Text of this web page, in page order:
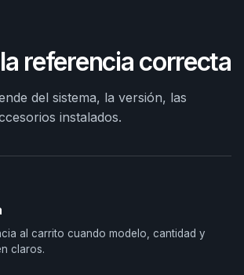
referencia correcta
del sistema, la versión, las
instalados.
al carrito cuando modelo, cantidad y
claros.